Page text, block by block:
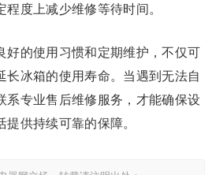
度上减少维修等待时间。
好的使用习惯和定期维护，不仅可
长冰箱的使用寿命。当遇到无法自
系专业售后维修服务，才能确保设
供持续可靠的保障。